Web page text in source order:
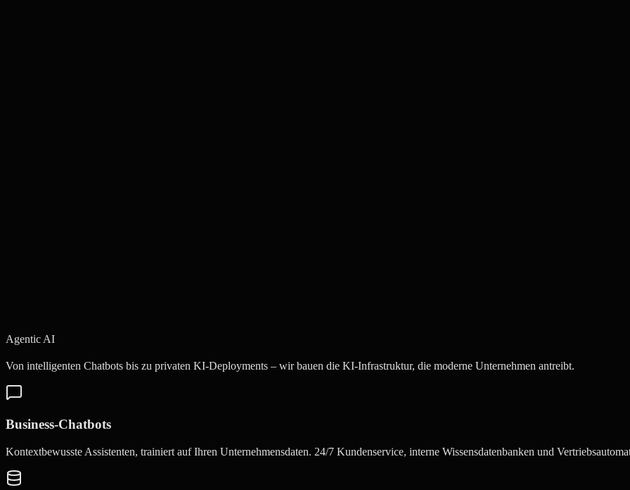
Angebot anfordern
Agentic AI
Von intelligenten Chatbots bis zu privaten KI-Deployments – wir bauen die KI-Infrastruktur, die moderne Unternehmen antreibt.
Business-Chatbots
Kontextbewusste Assistenten, trainiert auf Ihren Unternehmensdaten. 24/7 Kundenservice, interne Wissensdatenbanken und